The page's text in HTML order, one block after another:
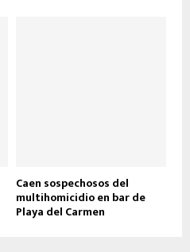
Caen sospechosos del
multihomicidio en bar de
Playa del Carmen